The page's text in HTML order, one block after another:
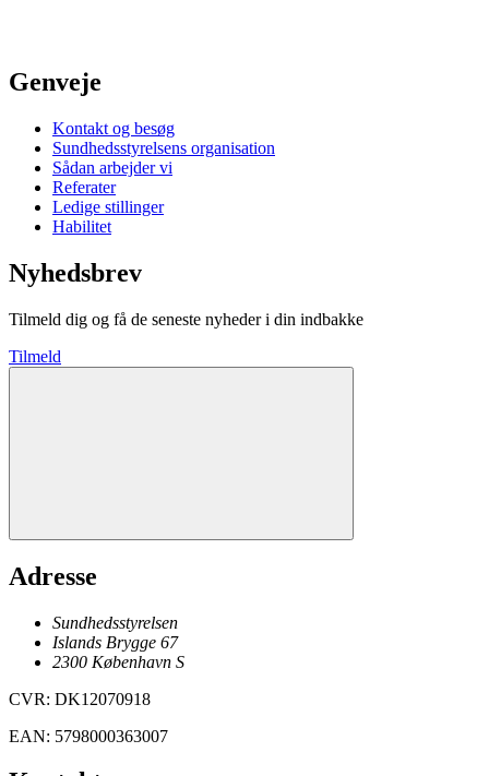
Genveje
Kontakt og besøg
Sundhedsstyrelsens organisation
Sådan arbejder vi
Referater
Ledige stillinger
Habilitet
Nyhedsbrev
Tilmeld dig og få de seneste nyheder i din indbakke
Tilmeld
Adresse
Sundhedsstyrelsen
Islands Brygge 67
2300 København S
CVR: DK12070918
EAN: 5798000363007